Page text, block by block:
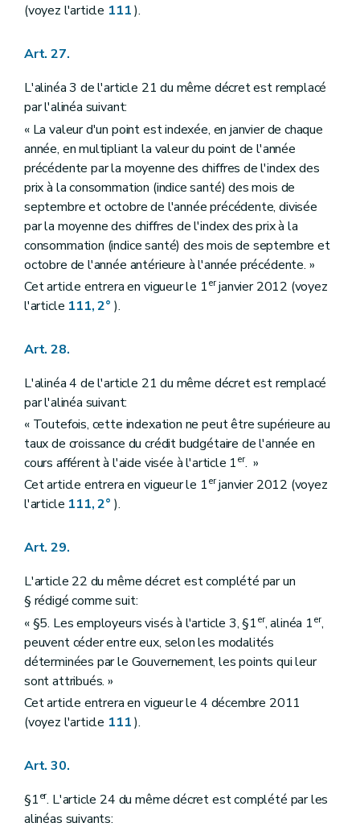
(voyez l'article 111).
Art. 27.
L'alinéa 3 de l'article 21 du même décret est remplacé
par l'alinéa suivant:
« La valeur d'un point est indexée, en janvier de chaque
année, en multipliant la valeur du point de l'année
précédente par la moyenne des chiffres de l'index des
prix à la consommation (indice santé) des mois de
septembre et octobre de l'année précédente, divisée
par la moyenne des chiffres de l'index des prix à la
consommation (indice santé) des mois de septembre et
octobre de l'année antérieure à l'année précédente. »
Cet article entrera en vigueur le 1erjanvier 2012 (voyez
l'article 111, 2° ).
Art. 28.
L'alinéa 4 de l'article 21 du même décret est remplacé
par l'alinéa suivant:
« Toutefois, cette indexation ne peut être supérieure au
taux de croissance du crédit budgétaire de l'année en
cours afférent à l'aide visée à l'article 1er. »
Cet article entrera en vigueur le 1erjanvier 2012 (voyez
l'article 111, 2° ).
Art. 29.
L'article 22 du même décret est complété par un
§ rédigé comme suit:
« §5. Les employeurs visés à l'article 3, §1er, alinéa 1er,
peuvent céder entre eux, selon les modalités
déterminées par le Gouvernement, les points qui leur
sont attribués. »
Cet article entrera en vigueur le 4 décembre 2011
(voyez l'article 111).
Art. 30.
§1er. L'article 24 du même décret est complété par les
alinéas suivants: